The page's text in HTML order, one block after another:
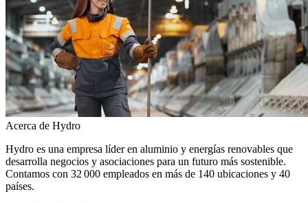
Acerca de Hydro
Hydro es una empresa líder en aluminio y energías renovables que
desarrolla negocios y asociaciones para un futuro más sostenible.
Contamos con 32 000 empleados en más de 140 ubicaciones y 40
países.